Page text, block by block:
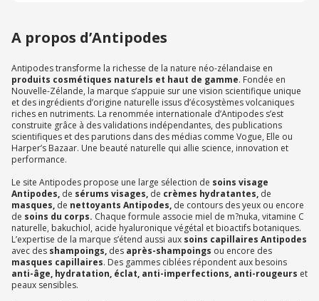
A propos d’Antipodes
Antipodes transforme la richesse de la nature néo-zélandaise en
produits cosmétiques naturels et haut de gamme. Fondée en
Nouvelle-Zélande, la marque s’appuie sur une vision scientifique unique
et des ingrédients d’origine naturelle issus d’écosystèmes volcaniques
riches en nutriments. La renommée internationale d’Antipodes s’est
construite grâce à des validations indépendantes, des publications
scientifiques et des parutions dans des médias comme Vogue, Elle ou
Harper’s Bazaar. Une beauté naturelle qui allie science, innovation et
performance.
Le site Antipodes propose une large sélection de soins visage
Antipodes, de sérums visages, de crèmes hydratantes, de
masques, de nettoyants Antipodes, de contours des yeux ou encore
de soins du corps. Chaque formule associe miel de m?nuka, vitamine C
naturelle, bakuchiol, acide hyaluronique végétal et bioactifs botaniques.
L’expertise de la marque s’étend aussi aux soins capillaires Antipodes
avec des shampoings, des après-shampoings ou encore des
masques capillaires. Des gammes ciblées répondent aux besoins
anti-âge, hydratation, éclat, anti-imperfections, anti-rougeurs et
peaux sensibles.